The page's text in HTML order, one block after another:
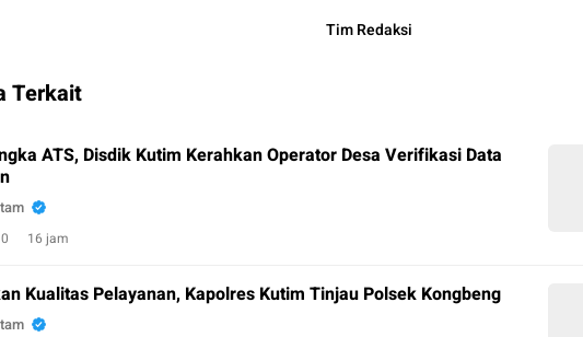
Tim Redaksi
Terkait
ATS, Disdik Kutim Kerahkan Operator Desa Verifikasi Data
0 16 jam
Kualitas Pelayanan, Kapolres Kutim Tinjau Polsek Kongbeng